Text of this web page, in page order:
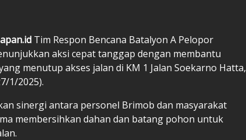
Tim Respon Bencana Batalyon A Pelopor
aksi cepat tanggap dengan membantu
menutup akses jalan di KM 1 Jalan Soekarno Hatta,
1/2025).
sinergi antara personel Brimob dan masyarakat
membersihkan dahan dan batang pohon untuk